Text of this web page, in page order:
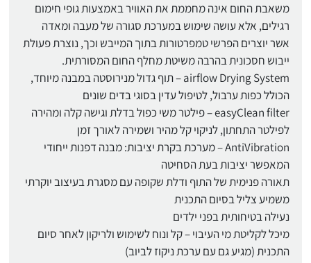
משאבת החום אינה מחממת את האוויר באמצעות גופי חימום
רגילים, אלא עושה שימוש במערכת סגורה של מעבה ומאדה
אשר יוצרים הפרשי טמפרטורות בתוך המייבש וכך, נוצרת פעולת
ייבוש חסכונית בהרבה משיטת מחלף החום המסורתית.
airflow Drying System – תוף גדול מנירוסטה במבנה מיוחד,
הכולל כפות ערבול, לטיפול עדין בסוגי בדים שונים
easyClean filter – פילטר משי כפול בדלת וגישה קלה ומהירה
לפילטר התחתון, לניקוי קל מהיר ושמירה לאורך זמן
AntiVibration – מערכת בקרת יציבות: מבנה דפנות ייחודי
המאפשר יציבות בעת הסחיטה
תאורה פנימית של התוף ודלת שקופה עם מסגרת בעיצוב יוקרתי
משמיע צליל בסיום התכנית
נעילה בטיחותית בפני ילדים
מיכל לקליטת מי העיבוי – קל ונוח לשימוש ולריקון לאחר סיום
התכנית (מגיע גם עם ערכת ניקוז לביוב)